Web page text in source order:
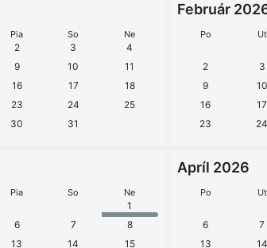
Pia So Ne
2 3
4
9 10
11
16 17
18
23 24
25
30 31
Február
Po Ut
2
3
9
10
16
17
23
24
Pia So Ne
1
6 7
8
13 14
15
Apríl 2026
Po Ut
6
7
13
14